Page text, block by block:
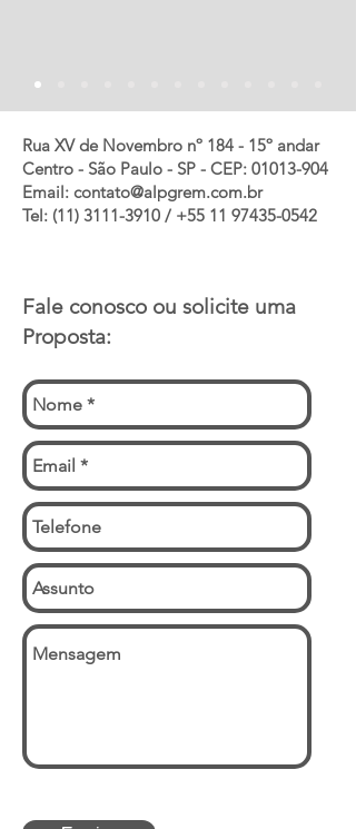
Rua XV de Novembro nº 184 - 15º andar
Centro - São Paulo - SP - CEP: 01013-904
Email: contato@alpgrem.com.br
Tel: (11) 3111-3910 / +55 11 97435-0542
Fale conosco ou solicite uma
Proposta: